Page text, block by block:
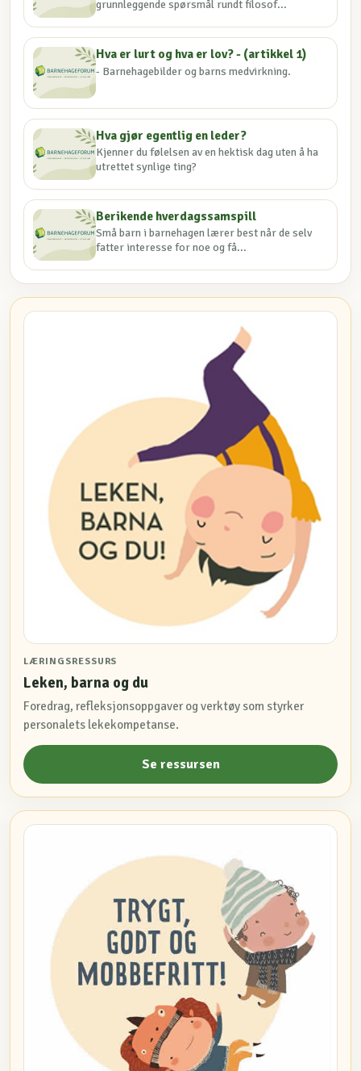
grunnleggende spørsmål rundt filosof...
Hva er lurt og hva er lov? - (artikkel 1)
- Barnehagebilder og barns medvirkning.
Hva gjør egentlig en leder?
Kjenner du følelsen av en hektisk dag uten å ha
utrettet synlige ting?
Berikende hverdagssamspill
Små barn i barnehagen lærer best når de selv
fatter interesse for noe og få...
LÆRINGSRESSURS
Leken, barna og du
Foredrag, refleksjonsoppgaver og verktøy som styrker
personalets lekekompetanse.
Se ressursen